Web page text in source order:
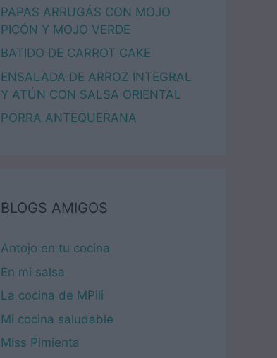
PAPAS ARRUGÁS CON MOJO
PICÓN Y MOJO VERDE
BATIDO DE CARROT CAKE
ENSALADA DE ARROZ INTEGRAL
Y ATÚN CON SALSA ORIENTAL
PORRA ANTEQUERANA
BLOGS AMIGOS
Antojo en tu cocina
En mi salsa
La cocina de MPili
Mi cocina saludable
Miss Pimienta